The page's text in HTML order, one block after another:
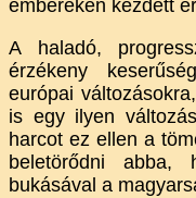
embereken kezdett
A haladó,
érzékeny
európai
is egy ilyen
harcot ez ellen a
beletörődni abba,
bukásával a